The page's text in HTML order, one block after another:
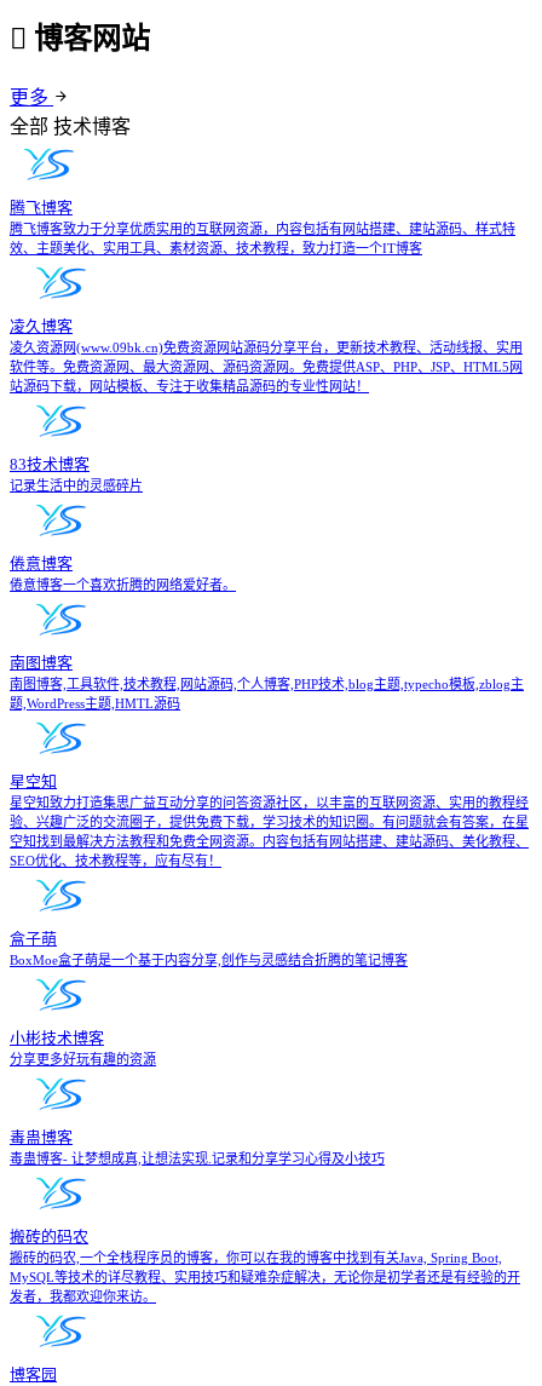
博客网站
更多
全部 技术博客
腾飞博客
腾飞博客致力于分享优质实用的互联网资源，内容包括有网站搭建、建站源码、样式特
效、主题美化、实用工具、素材资源、技术教程，致力打造一个IT博客
凌久博客
凌久资源网(www.09bk.cn)免费资源网站源码分享平台，更新技术教程、活动线报、实用
软件等。免费资源网、最大资源网、源码资源网。免费提供ASP、PHP、JSP、HTML5网
站源码下载，网站模板、专注于收集精品源码的专业性网站！
83技术博客
记录生活中的灵感碎片
倦意博客
倦意博客一个喜欢折腾的网络爱好者。
南图博客
南图博客,工具软件,技术教程,网站源码,个人博客,PHP技术,blog主题,typecho模板,zblog主
题,WordPress主题,HMTL源码
星空知
星空知致力打造集思广益互动分享的问答资源社区，以丰富的互联网资源、实用的教程经
验、兴趣广泛的交流圈子，提供免费下载，学习技术的知识圈。有问题就会有答案，在星
空知找到最解决方法教程和免费全网资源。内容包括有网站搭建、建站源码、美化教程、
SEO优化、技术教程等，应有尽有！
盒子萌
BoxMoe盒子萌是一个基于内容分享,创作与灵感结合折腾的笔记博客
小彬技术博客
分享更多好玩有趣的资源
毒蛊博客
毒蛊博客- 让梦想成真,让想法实现.记录和分享学习心得及小技巧
搬砖的码农
搬砖的码农,一个全栈程序员的博客，你可以在我的博客中找到有关Java, Spring Boot,
MySQL等技术的详尽教程、实用技巧和疑难杂症解决，无论你是初学者还是有经验的开
发者，我都欢迎你来访。
博客园